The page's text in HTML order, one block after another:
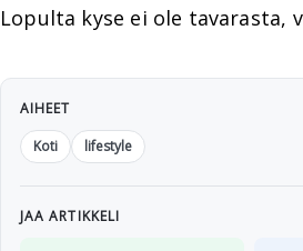
Lopulta kyse ei ole tavarasta,
AIHEET
Koti
lifestyle
JAA ARTIKKELI